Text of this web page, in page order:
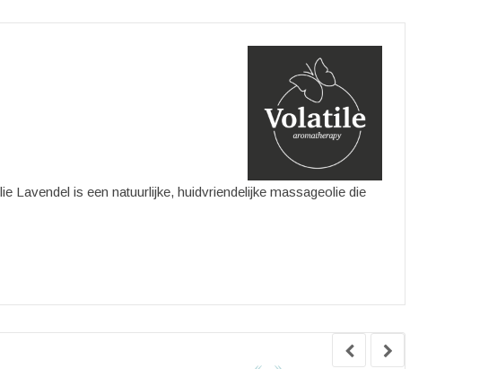
Lavendel is een natuurlijke, huidvriendelijke massageolie die